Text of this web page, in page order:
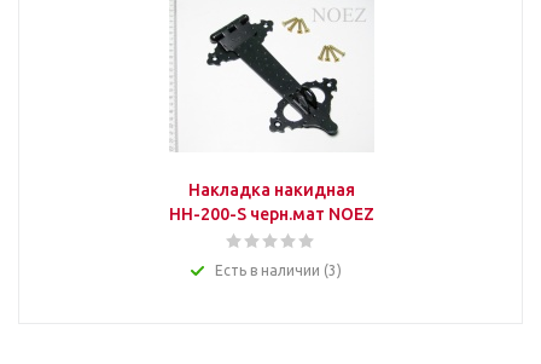
Накладка накидная
НН-200-S черн.мат NOEZ
Есть в наличии (3)